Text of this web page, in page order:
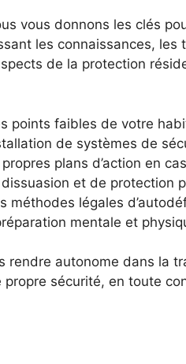
vous donnons les clés
les connaissances,
de la protection
points faibles de votre
de systèmes de
plans d’action en
et de protection
méthodes légales
mentale et
rendre autonome dans la
propre sécurité, en toute